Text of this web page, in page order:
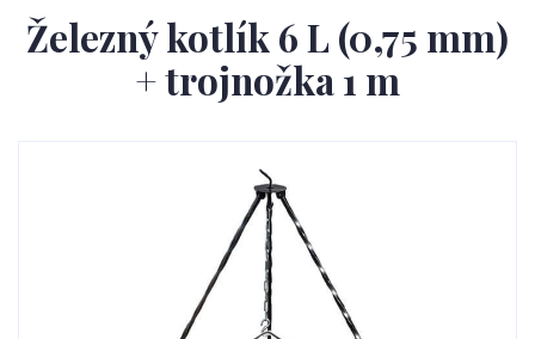
Železný kotlík 6 L (0,75 mm)
+ trojnožka 1 m